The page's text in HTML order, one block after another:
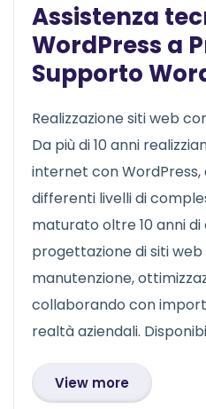
Assistenza
WordPress a
Supporto
Realizzazione siti web
Da più di 10 anni
internet con
differenti livelli di
maturato oltre 10 anni
progettazione di siti web
manutenzione,
collaborando con
realtà aziendali.
View more